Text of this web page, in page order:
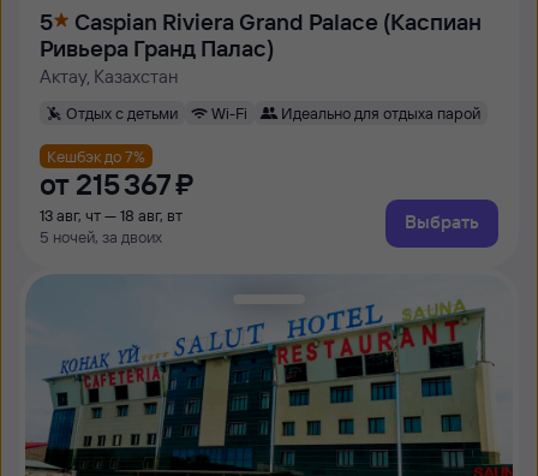
5
Caspian Riviera Grand Palace (Каспиан
Ривьера Гранд Палас)
Актау, Казахстан
Отдых с детьми Wi-Fi Идеально для отдыха парой
Кешбэк до 7%
от 215 ⁠367 ⁠₽
13 авг, чт — 18 авг, вт
5 ночей, за двоих
Выбрать